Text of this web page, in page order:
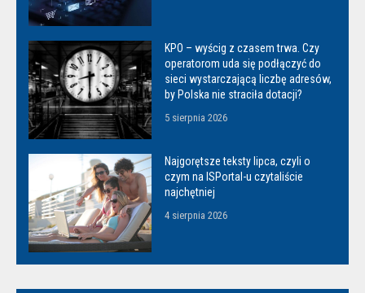
KPO – wyścig z czasem trwa. Czy
operatorom uda się podłączyć do
sieci wystarczającą liczbę adresów,
by Polska nie straciła dotacji?
5 sierpnia 2026
Najgorętsze teksty lipca, czyli o
czym na ISPortal-u czytaliście
najchętniej
4 sierpnia 2026